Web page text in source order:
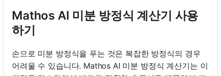
Mathos AI 미분 방정식 계산기 사용
하기
손으로 미분 방정식을 푸는 것은 복잡한 방정식의 경우
어려울 수 있습니다. Mathos AI 미분 방정식 계산기는 이